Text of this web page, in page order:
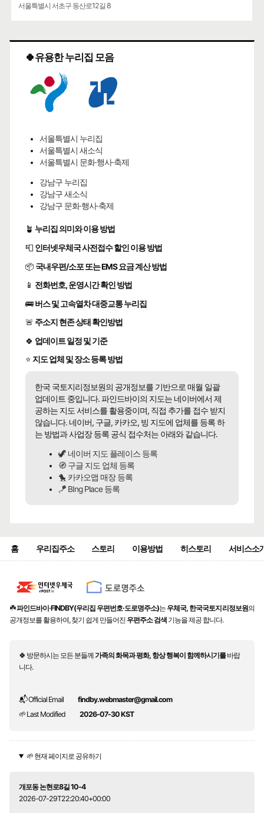
서울특별시 서초구 동산로12길 8
🍀유용한 누리집 모음
서울특별시 누리집
서울특별시 새소식
서울특별시 문화·행사·축제
강남구 누리집
강남구 새소식
강남구 문화·행사·축제
🪴 누리집 의미와 이용 방법
📮 인터넷우체국 사전접수 할인 이용 방법
📦 국내우편/소포 또는 EMS 요금 계산 방법
📱 전화번호, 운영시간 확인 방법
🚌버스 및 고속열차 대중교통 누리집
🚨 주소지 현존 상태 확인방법
🍀 업데이트 일정 및 기준
⭐ 지도 업체 및 장소 등록 방법
한국 국토지리정보원의 공개정보를 기반으로 매월 일괄
업데이트 중입니다. 파인드바이의 지도는 네이버에서 제
공하는 지도 서비스를 활용중이며, 직접 추가를 접수 받지
않습니다. 네이버, 구글, 카카오, 빙 지도에 업체를 등록 하
는 방법과 사업장 등록 공식 접수처는 아래와 같습니다.
🦖 네이버 지도 플레이스 등록
🧭 구글 지도 업체 등록
🐤 카카오맵 매장 등록
🪁 BIng Place 등록
홈 우리집주소 스토리 이용방법 히스토리 서비스소
☘️파인드바이·FINDBY(우리집 우편번호·도로명주소)는 우체국, 한국국토지리정보원의
공개정보를 활용하여, 찾기 쉽게 만들어진 우편주소 검색 기능을 제공 합니다.
🍀 방문하시는 모든 분들께가족의 화목과 평화, 항상 행복이 함께하시기를바랍
니다.
📬 Official Email
findby.webmaster@gmail.com
🌱 Last Modified
2026-07-30 KST
🌱 현재 페이지로 공유하기
개포동 논현로8길 10-4
2026-07-29T22:20:40+00:00